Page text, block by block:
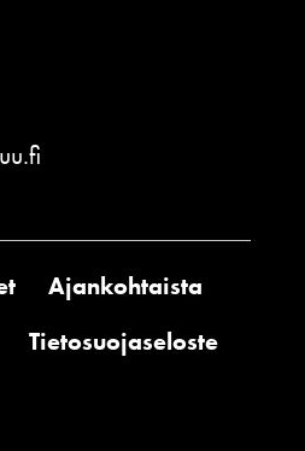
Ajankohtaista
Tietosuojaseloste